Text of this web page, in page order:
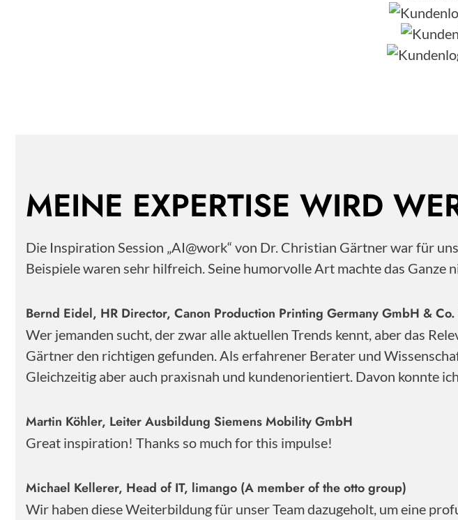
MEINE EXPERTISE WIRD
Die Inspiration Session „AI@work“ von Dr. Christian Gärtner war für
Beispiele waren sehr hilfreich. Seine humorvolle Art machte das
Bernd Eidel, HR Director, Canon Production Printing Germany GmbH & Co.
Wer jemanden sucht, der zwar alle aktuellen Trends kennt, aber das
Gärtner den richtigen gefunden. Als erfahrener Berater und
Gleichzeitig aber auch praxisnah und kundenorientiert. Davon konnte
Martin Köhler, Leiter Ausbildung Siemens Mobility GmbH
Great inspiration! Thanks so much for this impulse!
Michael Kellerer, Head of IT, limango (A member of the otto group)
Wir haben diese Weiterbildung für unser Team dazugeholt, um eine